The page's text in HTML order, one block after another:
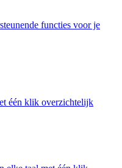
functies voor je
één klik overzichtelijk